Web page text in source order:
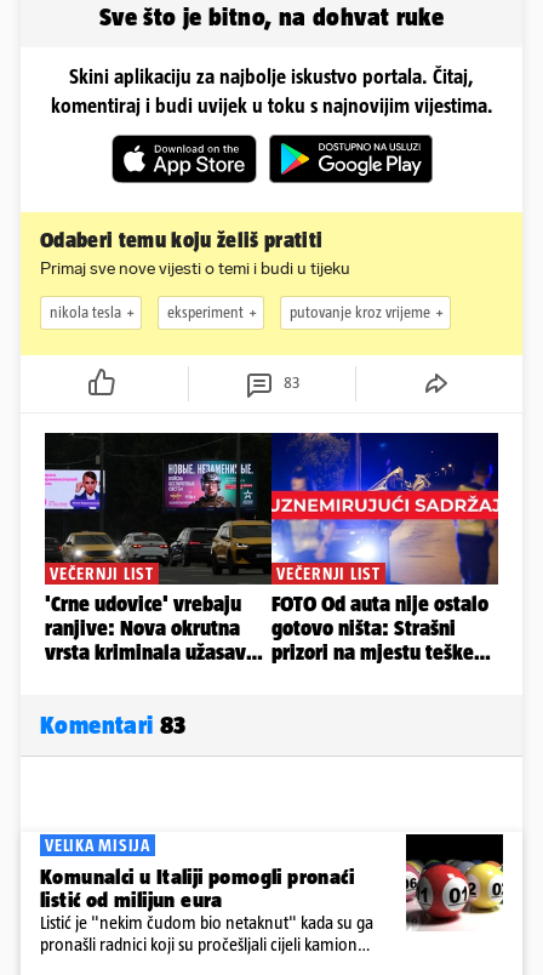
Sve što je bitno, na dohvat ruke
Skini aplikaciju za najbolje iskustvo portala. Čitaj,
komentiraj i budi uvijek u toku s najnovijim vijestima.
Odaberi temu koju želiš pratiti
Primaj sve nove vijesti o temi i budi u tijeku
nikola tesla eksperiment putovanje kroz vrijeme
83
Komentari 83
VELIKA MISIJA
Komunalci u Italiji pomogli pronaći
listić od milijun eura
Listić je "nekim čudom bio netaknut" kada su ga
pronašli radnici koji su pročešljali cijeli kamion